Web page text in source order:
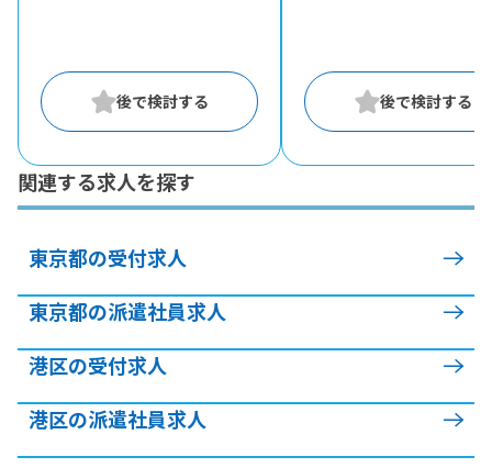
関連する求人を探す
東京都の受付求人
東京都の派遣社員求人
港区の受付求人
港区の派遣社員求人